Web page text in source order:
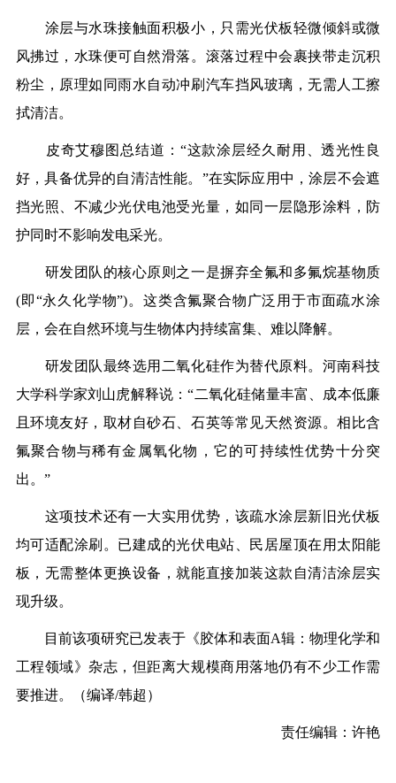
涂层与水珠接触面积极小，只需光伏板轻微倾斜或微
风拂过，水珠便可自然滑落。滚落过程中会裹挟带走沉积
粉尘，原理如同雨水自动冲刷汽车挡风玻璃，无需人工擦
拭清洁。
皮奇艾穆图总结道：“这款涂层经久耐用、透光性良
好，具备优异的自清洁性能。”在实际应用中，涂层不会遮
挡光照、不减少光伏电池受光量，如同一层隐形涂料，防
护同时不影响发电采光。
研发团队的核心原则之一是摒弃全氟和多氟烷基物质
(即“永久化学物”)。这类含氟聚合物广泛用于市面疏水涂
层，会在自然环境与生物体内持续富集、难以降解。
研发团队最终选用二氧化硅作为替代原料。河南科技
大学科学家刘山虎解释说：“二氧化硅储量丰富、成本低廉
且环境友好，取材自砂石、石英等常见天然资源。相比含
氟聚合物与稀有金属氧化物，它的可持续性优势十分突
出。”
这项技术还有一大实用优势，该疏水涂层新旧光伏板
均可适配涂刷。已建成的光伏电站、民居屋顶在用太阳能
板，无需整体更换设备，就能直接加装这款自清洁涂层实
现升级。
目前该项研究已发表于《胶体和表面A辑：物理化学和
工程领域》杂志，但距离大规模商用落地仍有不少工作需
要推进。（编译/韩超）
责任编辑：许艳